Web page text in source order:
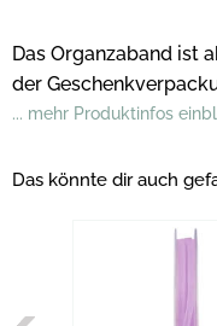
Das Organzaband ist
der
... mehr Produktinfos
Das könnte dir auch